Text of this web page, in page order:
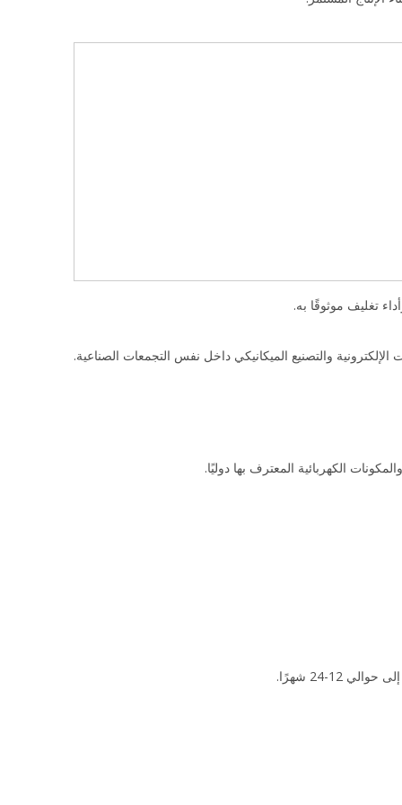
والتصنيع الميكانيكي داخل نفس التجمعات الصناعية.
الكهربائية المعترف بها دوليًا.